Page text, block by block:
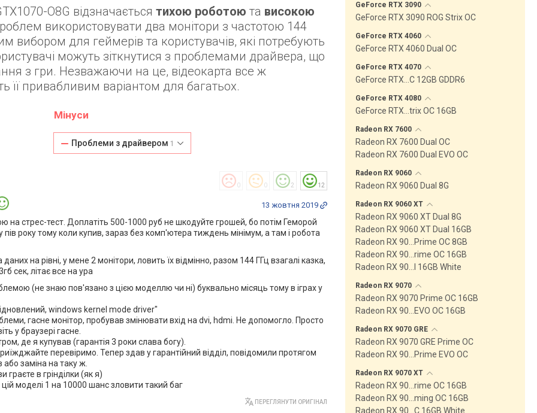
O8G відзначається тихою роботою та високою
використовувати два монітори з частотою 144
вибором для геймерів та користувачів, які потребують
можуть зіткнутися з проблемами драйвера, що
з гри. Незважаючи на це, відеокарта все ж
її привабливим варіантом для багатьох.
Мінуси
Проблеми з драйвером 1
0 0 2 12
13 жовтня 2019
на стрес-тест. Доплатіть 500-1000 руб не шкодуйте грошей, бо потім Геморой
року тому коли купив, зараз без комп'ютера тиждень мінімум, а там і робота
на рівні, у мене 2 монітори, ловить їх відмінно, разом 144 ГГц взагалі казка,
сек, літає все на ура
(не знаю пов'язано з цією моделлю чи ні) буквально місяць тому в іграх у
windows kernel mode driver"
гасне монітор, пробував змінювати вхід на dvi, hdmi. Не допомогло. Просто
у браузері гасне.
де я купував (гарантія 3 роки слава богу).
перевіримо. Тепер здав у гарантійний відділ, повідомили протягом
заміна на таку ж.
в грінділки (як я)
моделі 1 на 10000 шанс зловити такий баг
ПЕРЕГЛЯНУТИ ОРИГІНАЛ
GeForce RTX 3090
GeForce RTX 3090 ROG Strix OC
GeForce RTX 4060
GeForce RTX 4060 Dual OC
GeForce RTX 4070
GeForce RTX…C 12GB GDDR6
GeForce RTX 4080
GeForce RTX…trix OC 16GB
Radeon RX 7600
Radeon RX 7600 Dual OC
Radeon RX 7600 Dual EVO OC
Radeon RX 9060
Radeon RX 9060 Dual 8G
Radeon RX 9060 XT
Radeon RX 9060 XT Dual 8G
Radeon RX 9060 XT Dual 16GB
Radeon RX 90…Prime OC 8GB
Radeon RX 90…rime OC 16GB
Radeon RX 90…l 16GB White
Radeon RX 9070
Radeon RX 9070 Prime OC 16GB
Radeon RX 90…EVO OC 16GB
Radeon RX 9070 GRE
Radeon RX 9070 GRE Prime OC
Radeon RX 90…Prime EVO OC
Radeon RX 9070 XT
Radeon RX 90…rime OC 16GB
Radeon RX 90…ming OC 16GB
Radeon RX 90…C 16GB White